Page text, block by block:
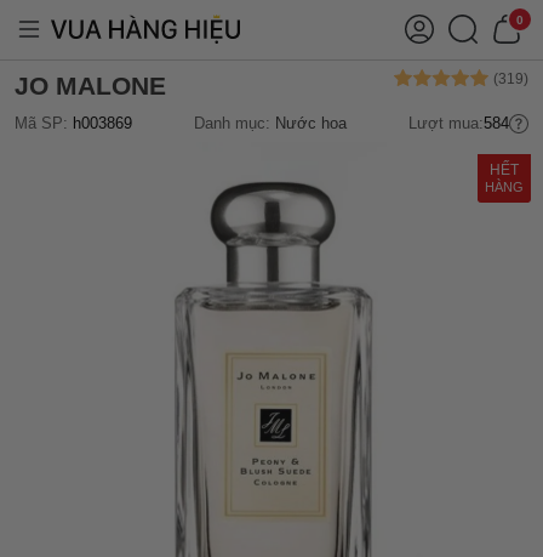
0
JO MALONE
Mã SP: h003869 Danh mục: Nước hoa Lượt mua:584
HẾT
HÀNG